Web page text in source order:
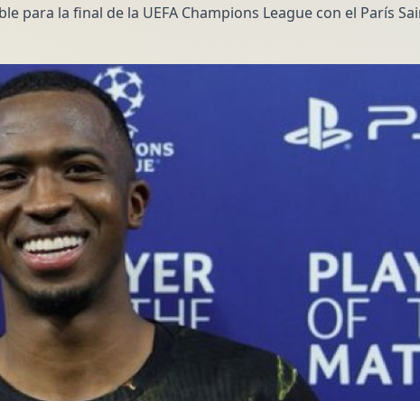
para la final de la UEFA Champions League con el París